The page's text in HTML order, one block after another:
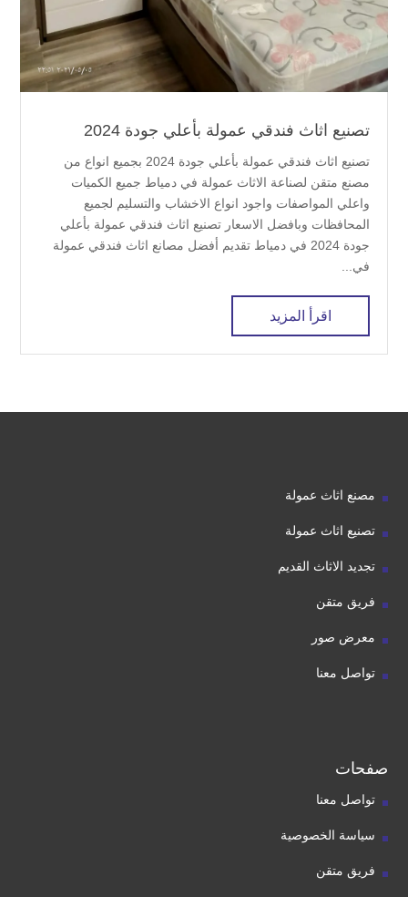
تصنيع اثاث فندقي عمولة بأعلي جودة 2024
تصنيع اثاث فندقي عمولة بأعلي جودة 2024 بجميع انواع من
مصنع متقن لصناعة الاثاث عمولة في دمياط جميع الكميات
واعلي المواصفات واجود انواع الاخشاب والتسليم لجميع
المحافظات وبافضل الاسعار تصنيع اثاث فندقي عمولة بأعلي
جودة 2024 في دمياط تقديم أفضل مصانع اثاث فندقي عمولة
في...
اقرأ المزيد
مصنع اثاث عمولة
تصنيع اثاث عمولة
تجديد الاثاث القديم
فريق متقن
معرض صور
تواصل معنا
صفحات
تواصل معنا
سياسة الخصوصية
فريق متقن